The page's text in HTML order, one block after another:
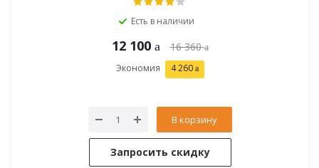
Есть в наличии
12 100 16 360
Экономия 4 260
В корзину
Запросить скидку